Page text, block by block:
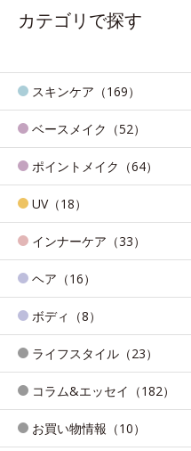
カテゴリで探す
スキンケア（169）
ベースメイク（52）
ポイントメイク（64）
UV（18）
インナーケア（33）
ヘア（16）
ボディ（8）
ライフスタイル（23）
コラム&エッセイ（182）
お買い物情報（10）